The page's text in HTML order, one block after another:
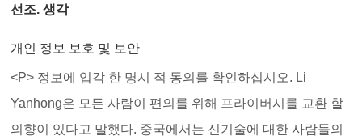
선조. 생각
개인 정보 보호 및 보안
<P> 정보에 입각 한 명시 적 동의를 확인하십시오. Li
Yanhong은 모든 사람이 편의를 위해 프라이버시를 교환 할
의향이 있다고 말했다. 중국에서는 신기술에 대한 사람들의